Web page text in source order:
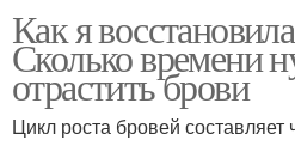
Как я
Сколько времени
отрастить брови
Цикл роста бровей